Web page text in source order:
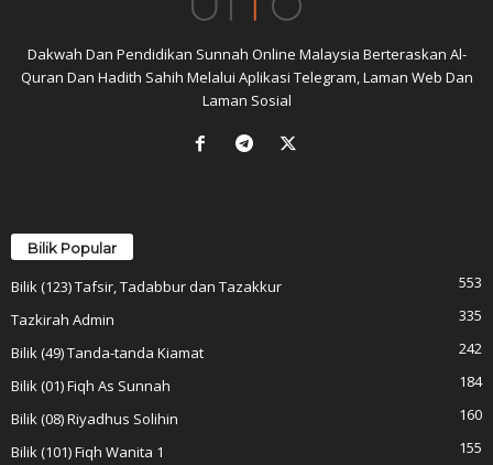
Dakwah Dan Pendidikan Sunnah Online Malaysia Berteraskan Al-
Quran Dan Hadith Sahih Melalui Aplikasi Telegram, Laman Web Dan
Laman Sosial
Bilik Popular
Bilik (123) Tafsir, Tadabbur dan Tazakkur
553
Tazkirah Admin
335
Bilik (49) Tanda-tanda Kiamat
242
Bilik (01) Fiqh As Sunnah
184
Bilik (08) Riyadhus Solihin
160
Bilik (101) Fiqh Wanita 1
155